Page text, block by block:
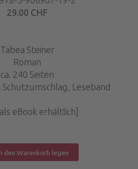
29.00 CHF
Tabea Steiner
Roman
ca. 240 Seiten
Leseband
eBook erhältlich]
den Warenkorb legen